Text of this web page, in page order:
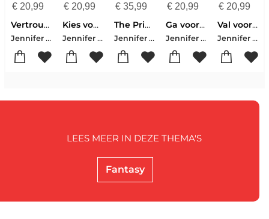
€20,99
Vertrouw op mij
Jennifer L. Armentrout
€20,99
Kies voor mij
Jennifer L. Armentrout
€ 35,99
The Primal of Blood and Bone
Jennifer L. Armentrout
€ 20,99
Ga voor mij
Jennifer L. Armentrout
€ 20,99
Val voor mij
Jennifer L. Armentrout
Fantasy
LEES MEER IN DEZE THEMA'S